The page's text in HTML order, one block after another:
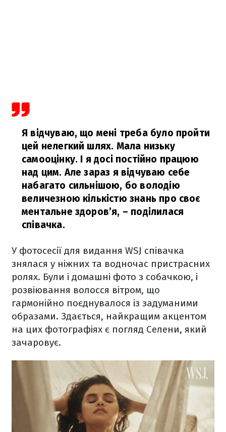
Я відчуваю, що мені треба було пройти
цей нелегкий шлях. Мала низьку
самооцінку. І я досі постійно працюю
над цим. Але зараз я відчуваю себе
набагато сильнішою, бо володію
величезною кількістю знань про своє
ментальне здоров’я, – поділилася
співачка.
У фотосесії для видання WSJ співачка
знялася у ніжних та водночас пристрасних
ролях. Були і домашні фото з собачкою, і
розвіювання волосся вітром, що
гармонійно поєднувалося із задуманими
образами. Здається, найкращим акцентом
на цих фотографіях є погляд Селени, який
зачаровує.